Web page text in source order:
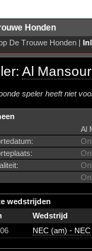
Honden
De Trouwe Honden |
Al
speler heeft niet
Al
wedstrijden
Wedstrijd
NEC (am) - NEC